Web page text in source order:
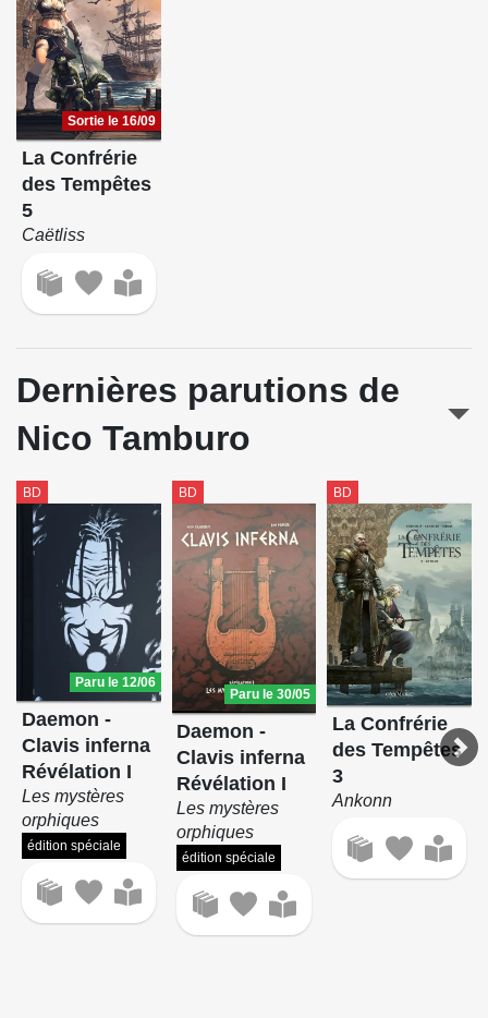
Sortie le 16/09
La Confrérie
des Tempêtes
5
Caëtliss
Dernières parutions de
Nico Tamburo
BD
Paru le 12/06
Daemon -
Clavis inferna
Révélation I
Les mystères
orphiques
édition spéciale
BD
Paru le 30/05
Daemon -
Clavis inferna
Révélation I
Les mystères
orphiques
édition spéciale
BD
La Confrérie
des Tempêtes
3
Ankonn